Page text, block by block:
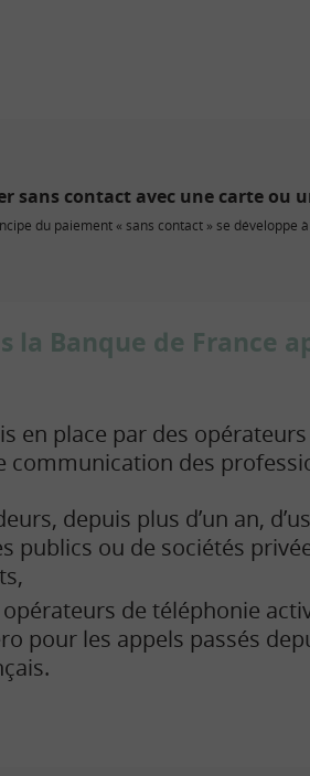
sans contact avec une carte ou
du paiement « sans contact » se développe
la Banque de France
en place par des
communication des
depuis plus d’un an,
publics ou de sociétés
opérateurs de téléphonie
pour les appels passés